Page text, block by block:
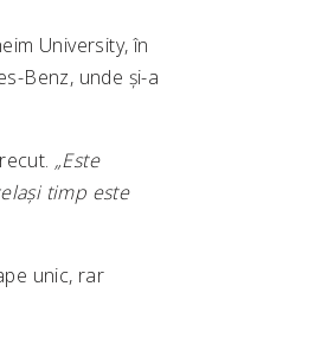
University, în
Benz, unde și-a
„Este
timp este
unic, rar